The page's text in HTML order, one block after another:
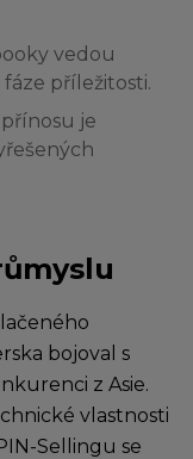
vedou
příležitosti.
je
bojoval s
z Asie.
vlastnosti
Sellingu se